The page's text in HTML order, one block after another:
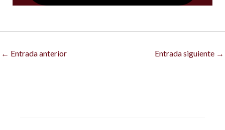
← Entrada anterior Entrada siguiente →